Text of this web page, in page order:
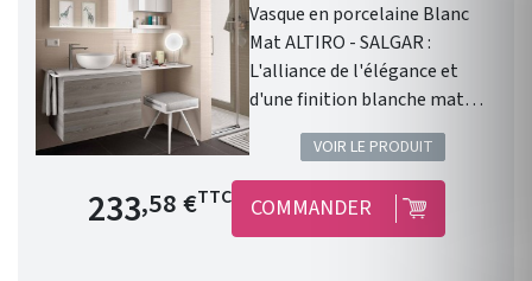
Vasque en porcelaine Blanc
Mat ALTIRO - SALGAR :
L'alliance de l'élégance et
d'une finition blanche mat
Vasque à poser ALTIRO EN
PORCELAINE BLANCHE MAT D
390 x 140 mm . Une finition en
porcelaine blanche Mat. Sans
trou de perçage pour un
VOIR LE PRODUIT
Prix de base
233,58 €TTC COMMANDER